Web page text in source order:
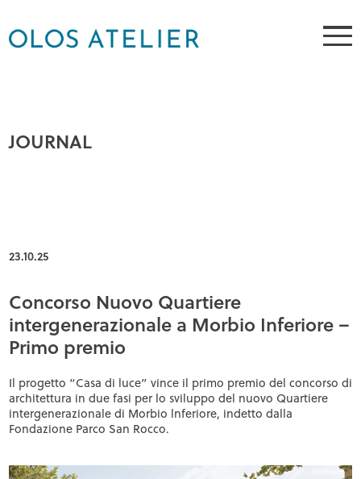
JOURNAL
23.10.25
Concorso Nuovo Quartiere
intergenerazionale a Morbio Inferiore –
Primo premio
Il progetto “Casa di luce” vince il primo premio del concorso di
architettura in due fasi per lo sviluppo del nuovo Quartiere
intergenerazionale di Morbio lnferiore, indetto dalla
Fondazione Parco San Rocco.